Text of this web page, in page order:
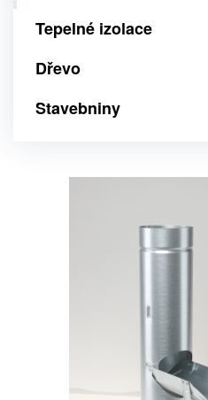
Tepelné izolace
Dřevo
Stavebniny